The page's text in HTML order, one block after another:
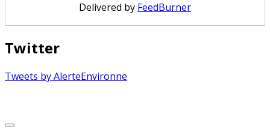
Delivered by FeedBurner
Twitter
Tweets by AlerteEnvironne
Scroll